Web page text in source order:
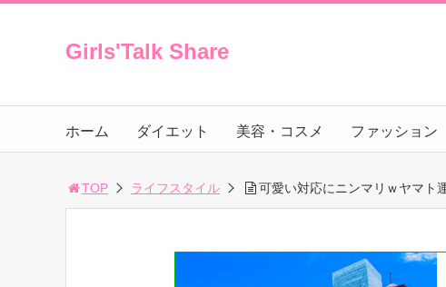
Girls'Talk Share
ホーム ダイエット 美容・コスメ ファッション
TOP ライフスタイル 可愛い対応にニンマリｗヤマト